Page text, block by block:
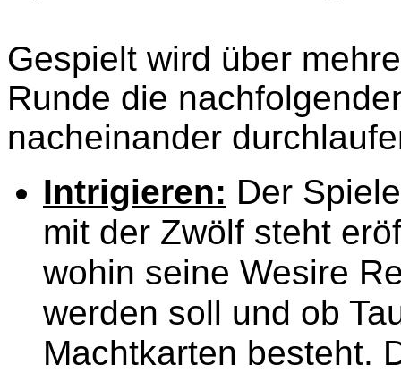
Gespielt wird über
Runde die
nacheinander
Intrigieren: Der
mit der Zwölf steht
wohin seine Wesire
werden soll und ob
Machtkarten besteht.